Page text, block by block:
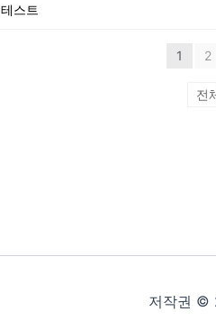
테스트
1 2
저작권 ©